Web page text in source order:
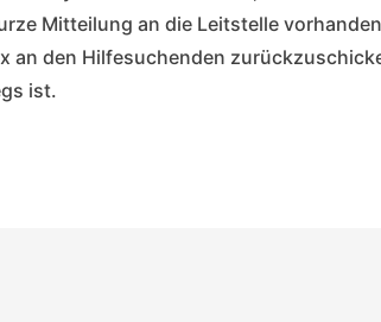
Mitteilung an die Leitstelle
an den Hilfesuchenden
ist.